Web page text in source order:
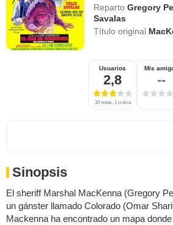
Reparto Gregory
Savalas
Título original
Usuarios
2,8
10 notas, 1 crítica
Mis
--
Sinopsis
El sheriff Marshal MacKenna (Gregory
un gánster llamado Colorado (Omar
Mackenna ha encontrado un mapa